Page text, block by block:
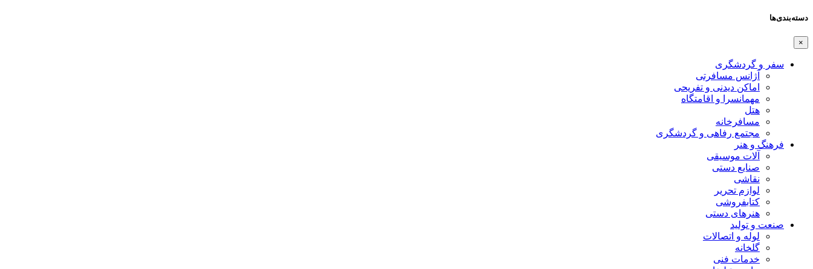
دسته‌بندی‌ها
×
سفر و گردشگری
آژانس مسافرتی
اماکن دیدنی و تفریحی
مهمانسرا و اقامتگاه
هتل
مسافرخانه
مجتمع رفاهی و گردشگری
فرهنگ و هنر
آلات موسیقی
صنایع دستی
نقاشی
لوازم تحریر
کتابفروشی
هنرهای دستی
صنعت و تولید
لوله و اتصالات
گلخانه
خدمات فنی